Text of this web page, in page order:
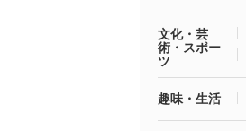
文化・芸
術・スポー
ツ
趣味・生活